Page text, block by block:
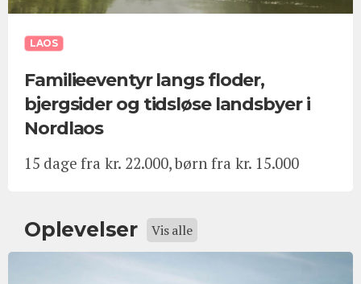
LAOS
Familieeventyr langs floder,
bjergsider og tidsløse landsbyer i
Nordlaos
15 dage fra kr. 22.000, børn fra kr. 15.000
Oplevelser Vis alle